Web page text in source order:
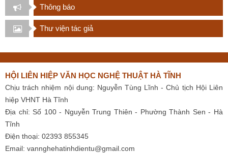
Thông báo
Thư viện tác giả
HỘI LIÊN HIỆP VĂN HỌC NGHỆ THUẬT HÀ TĨNH
Chịu trách nhiệm nội dung: Nguyễn Tùng Lĩnh - Chủ tịch Hội Liên
hiệp VHNT Hà Tĩnh
Địa chỉ: Số 100 - Nguyễn Trung Thiên - Phường Thành Sen - Hà
Tĩnh
Điện thoại: 02393 855345
Email: vannghehatinhdientu@gmail.com